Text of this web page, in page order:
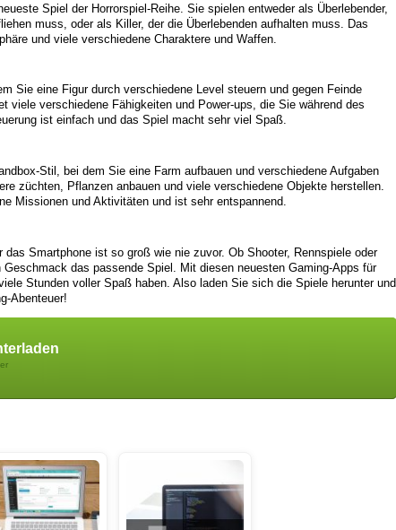
Spiel der Horrorspiel-Reihe. Sie spielen entweder als Überlebender,
muss, oder als Killer, der die Überlebenden aufhalten muss. Das
und viele verschiedene Charaktere und Waffen.
Sie eine Figur durch verschiedene Level steuern und gegen Feinde
viele verschiedene Fähigkeiten und Power-ups, die Sie während des
ist einfach und das Spiel macht sehr viel Spaß.
Stil, bei dem Sie eine Farm aufbauen und verschiedene Aufgaben
züchten, Pflanzen anbauen und viele verschiedene Objekte herstellen.
Missionen und Aktivitäten und ist sehr entspannend.
das Smartphone ist so groß wie nie zuvor. Ob Shooter, Rennspiele oder
das passende Spiel. Mit diesen neuesten Gaming-Apps für
Stunden voller Spaß haben. Also laden Sie sich die Spiele herunter und
Abenteuer!